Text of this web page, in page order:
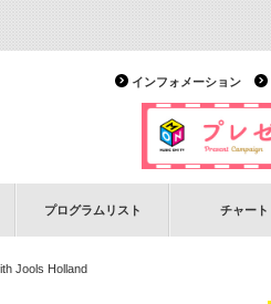
インフォメーション
プログラムリスト チャート
Jools Holland